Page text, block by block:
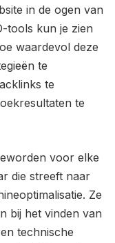
in de ogen van
tools kun je zien
waardevol deze
te
te
te
voor elke
die streeft naar
Ze
bij het vinden van
technische